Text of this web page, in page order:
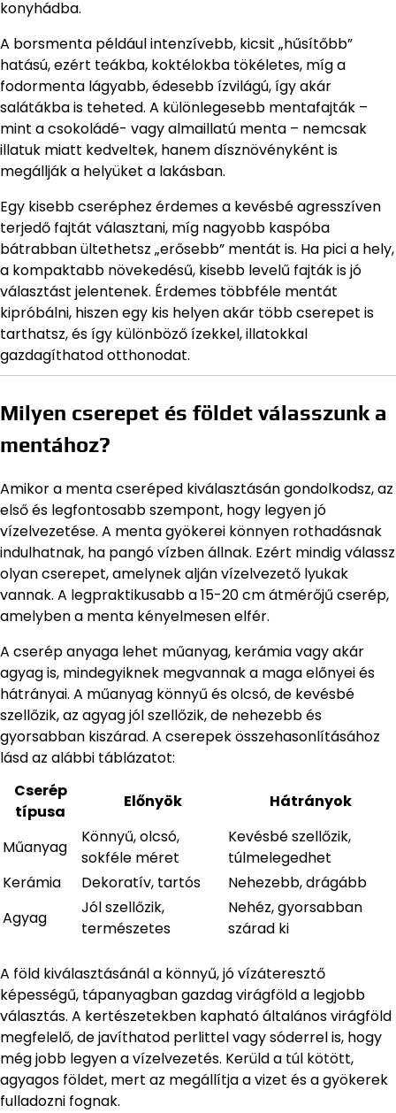
konyhádba.
A borsmenta például intenzívebb, kicsit „hűsítőbb”
hatású, ezért teákba, koktélokba tökéletes, míg a
fodormenta lágyabb, édesebb ízvilágú, így akár
salátákba is teheted. A különlegesebb mentafajták –
mint a csokoládé- vagy almaillatú menta – nemcsak
illatuk miatt kedveltek, hanem dísznövényként is
megállják a helyüket a lakásban.
Egy kisebb cseréphez érdemes a kevésbé agresszíven
terjedő fajtát választani, míg nagyobb kaspóba
bátrabban ültethetsz „erősebb” mentát is. Ha pici a hely,
a kompaktabb növekedésű, kisebb levelű fajták is jó
választást jelentenek. Érdemes többféle mentát
kipróbálni, hiszen egy kis helyen akár több cserepet is
tarthatsz, és így különböző ízekkel, illatokkal
gazdagíthatod otthonodat.
Milyen cserepet és földet válasszunk a
mentához?
Amikor a menta cseréped kiválasztásán gondolkodsz, az
első és legfontosabb szempont, hogy legyen jó
vízelvezetése. A menta gyökerei könnyen rothadásnak
indulhatnak, ha pangó vízben állnak. Ezért mindig válassz
olyan cserepet, amelynek alján vízelvezető lyukak
vannak. A legpraktikusabb a 15-20 cm átmérőjű cserép,
amelyben a menta kényelmesen elfér.
A cserép anyaga lehet műanyag, kerámia vagy akár
agyag is, mindegyiknek megvannak a maga előnyei és
hátrányai. A műanyag könnyű és olcsó, de kevésbé
szellőzik, az agyag jól szellőzik, de nehezebb és
gyorsabban kiszárad. A cserepek összehasonlításához
lásd az alábbi táblázatot:
Cserép
típusa
Előnyök Hátrányok
Műanyag
Könnyű, olcsó,
sokféle méret
Kevésbé szellőzik,
túlmelegedhet
Kerámia
Dekoratív, tartós
Nehezebb, drágább
Agyag
Jól szellőzik,
természetes
Nehéz, gyorsabban
szárad ki
A föld kiválasztásánál a könnyű, jó vízáteresztő
képességű, tápanyagban gazdag virágföld a legjobb
választás. A kertészetekben kapható általános virágföld
megfelelő, de javíthatod perlittel vagy sóderrel is, hogy
még jobb legyen a vízelvezetés. Kerüld a túl kötött,
agyagos földet, mert az megállítja a vizet és a gyökerek
fulladozni fognak.